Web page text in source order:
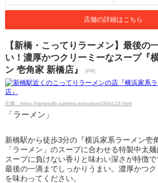
店舗の詳細はこちら
【新橋・こってりラーメン】最後の
い！濃厚かつクリーミーなスープ『
ン 壱角家 新橋店』
[PR]
出典：https://ramendb.supleks.jp/review/1004123.html
「ラーメン」
新橋駅から徒歩3分の『横浜家系ラーメン壱
「ラーメン」のスープに合わせる特製中太
スープに負けない香りと味わい深さが特徴で
最後の一滴までしっかりうまい。濃厚かつ
を味わってください。